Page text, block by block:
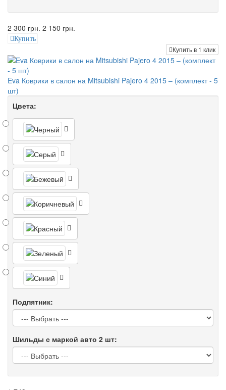
2 300 грн. 2 150 грн.
Купить
Купить в 1 клик
Eva Коврики в салон на Mitsubishi Pajero 4 2015 – (комплект - 5
шт)
Цвета:
Подпятник:
Шильды с маркой авто 2 шт: